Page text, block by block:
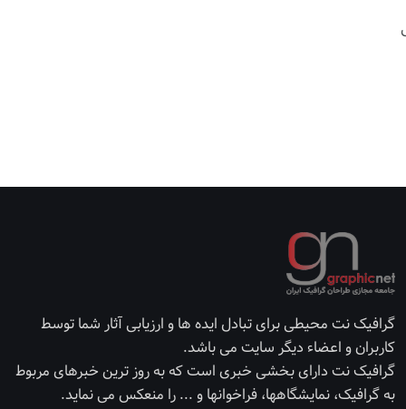
گرافیک نت محیطی برای تبادل ایده ها و ارزیابی آثار شما توسط
کاربران و اعضاء دیگر سایت می باشد.
گرافیک نت دارای بخشی خبری است که به روز ترین خبرهای مربوط
به گرافیک، نمایشگاهها، فراخوانها و ... را منعکس می نماید.